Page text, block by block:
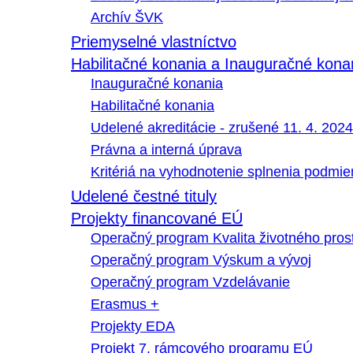
Archív ŠVK
Priemyselné vlastníctvo
Habilitačné konania a Inauguračné
Inauguračné konania
Habilitačné konania
Udelené akreditácie - zrušené 11. 4. 2024
Právna a interná úprava
Kritériá na vyhodnotenie splnenia
Udelené čestné tituly
Projekty financované EÚ
Operačný program Kvalita životného
Operačný program Výskum a vývoj
Operačný program Vzdelávanie
Erasmus +
Projekty EDA
Projekt 7. rámcového programu EÚ